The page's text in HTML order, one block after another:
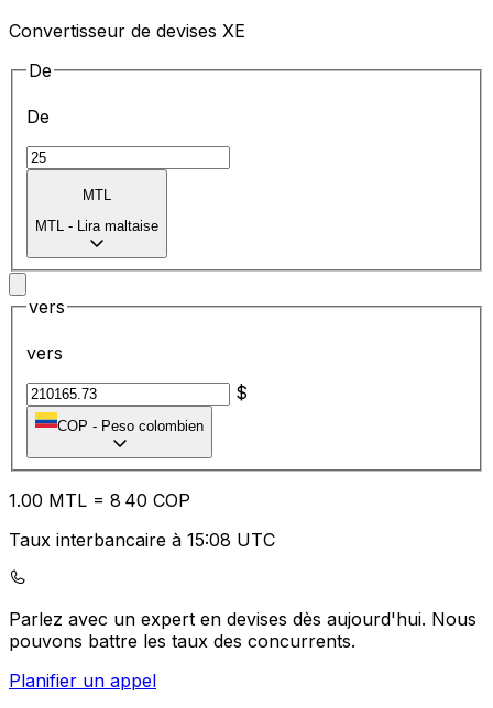
Convertisseur de devises XE
De
De
MTL
MTL - Lira maltaise
vers
vers
$
COP - Peso colombien
1.00 MTL = 8 40 COP
Taux interbancaire à 15:08 UTC
Parlez avec un expert en devises dès aujourd'hui. Nous
pouvons battre les taux des concurrents.
Planifier un appel